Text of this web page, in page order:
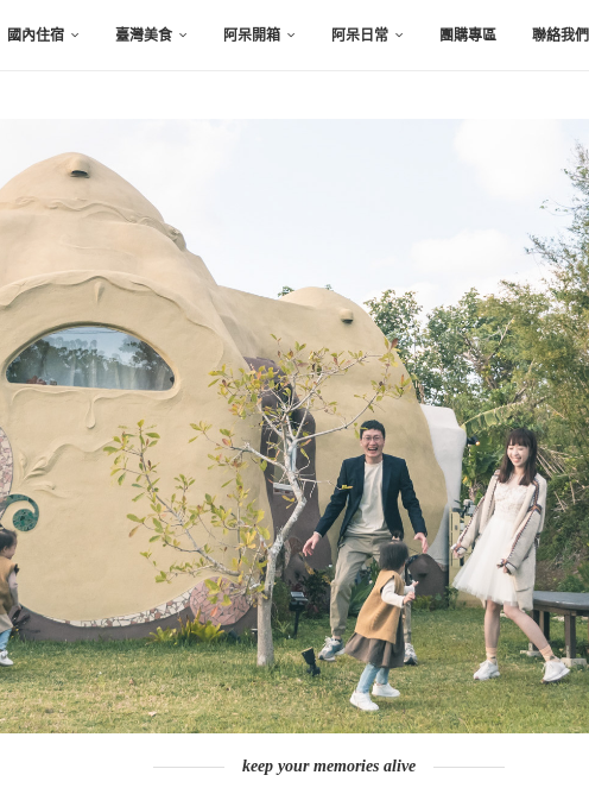
國內住宿 臺灣美食 阿呆開箱 阿呆日常 團購專區 聯絡我們
keep your memories alive